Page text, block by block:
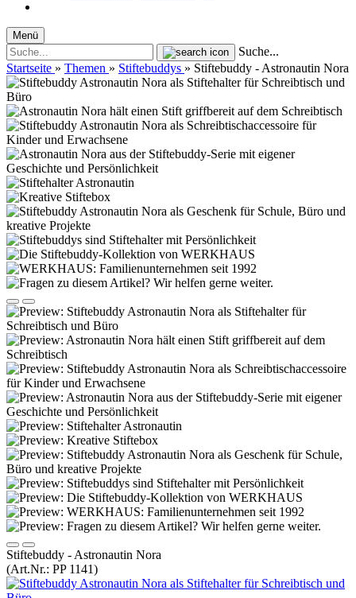
Menü
Suche...
Startseite » Themen » Stiftebuddys » Stiftebuddy - Astronautin Nora
Stiftebuddy - Astronautin Nora
(Art.Nr.: PP 1141)